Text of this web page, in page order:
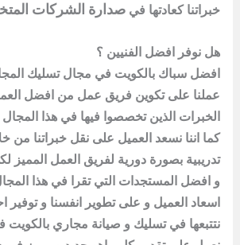
خبراتنا كعادتها في صدارة الشركات
هل نوفر افضل الفنيين ؟
افضل سباك بالكويت في مجال تسليك
عملنا على تكوين فريق عمل من افضل
الخبرات الذين تخصصوا فيها في هذا
كما اننا نسعد العميل على نقل خبراتنا من
تدريبية بصورة دورية لفريق العمل
و افضل المستجدات التي تقرا في هذا
اسعاد العميل و على تطوير انفسنا و توفير
نتتبعها في تسليك و صيانة مجاري بالكويت